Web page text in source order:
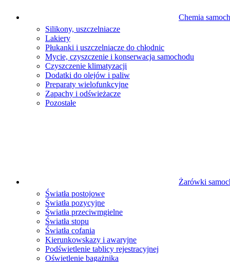
Chemia
Silikony, uszczelniacze
Lakiery
Płukanki i uszczelniacze do chłodnic
Mycie, czyszczenie i konserwacja samochodu
Czyszczenie klimatyzacji
Dodatki do olejów i paliw
Preparaty wielofunkcyjne
Zapachy i odświeżacze
Pozostałe
Żarówki
Światła postojowe
Światła pozycyjne
Światła przeciwmgielne
Światła stopu
Światła cofania
Kierunkowskazy i awaryjne
Podświetlenie tablicy rejestracyjnej
Oświetlenie bagażnika